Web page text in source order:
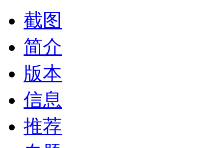
截图
简介
版本
信息
推荐